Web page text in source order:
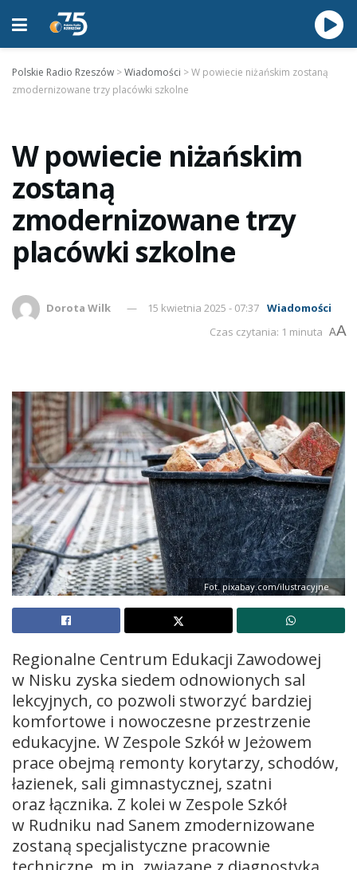
Polskie Radio Rzeszów >Wiadomości >W powiecie niżańskim zostaną
zmodernizowane trzy placówki szkolne
W powiecie niżańskim
zostaną
zmodernizowane trzy
placówki szkolne
Dorota Wilk 15 kwietnia 2025 - 07:37 Wiadomości
Czas czytania: 1 minuta AA
Fot. pixabay.com/ilustracyjne
Regionalne Centrum Edukacji Zawodowej
w Nisku zyska siedem odnowionych sal
lekcyjnych, co pozwoli stworzyć bardziej
komfortowe i nowoczesne przestrzenie
edukacyjne. W Zespole Szkół w Jeżowem
prace obejmą remonty korytarzy, schodów,
łazienek, sali gimnastycznej, szatni
oraz łącznika. Z kolei w Zespole Szkół
w Rudniku nad Sanem zmodernizowane
zostaną specjalistyczne pracownie